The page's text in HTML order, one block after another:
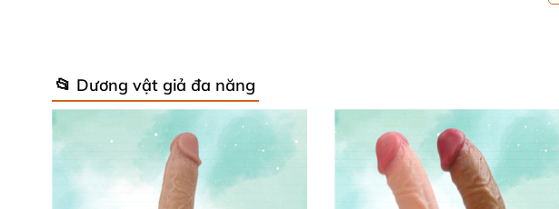
📂 Dương vật giả đa năng